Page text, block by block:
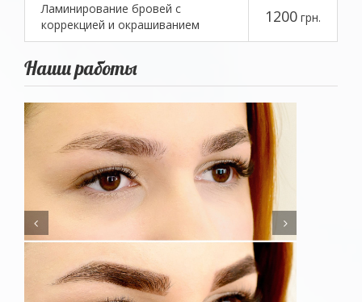
Ламинирование бровей с
коррекцией и окрашиванием
1200 грн.
Наши работы
 